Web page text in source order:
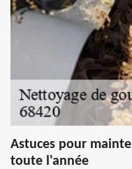
Astuces pour
toute l'année